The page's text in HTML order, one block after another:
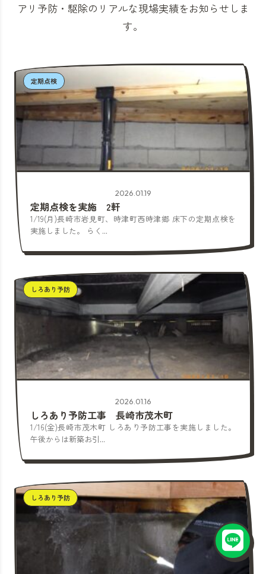
アリ予防・駆除のリアルな現場実績をお知らせしま
す。
定期点検
2026.01.19
定期点検を実施 2軒
1/19(月)長崎市岩見町、時津町西時津郷 床下の定期点検を
実施しました。 らく...
しろあり予防
2026.01.16
しろあり予防工事 長崎市茂木町
1/16(金)長崎市茂木町 しろあり予防工事を実施しました。
午後からは新築お引...
しろあり予防